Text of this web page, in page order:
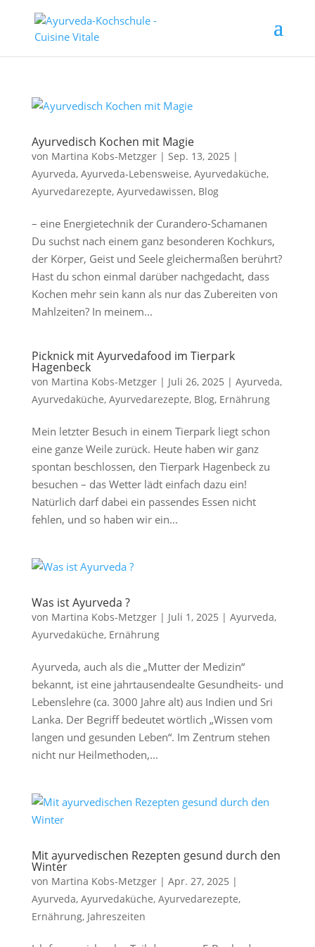
Ayurvedisch Kochen mit Magie
von Martina Kobs-Metzger| Sep. 13, 2025 |
Ayurveda, Ayurveda-Lebensweise, Ayurvedaküche,
Ayurvedarezepte, Ayurvedawissen, Blog
– eine Energietechnik der Curandero-Schamanen
Du suchst nach einem ganz besonderen Kochkurs,
der Körper, Geist und Seele gleichermaßen berührt?
Hast du schon einmal darüber nachgedacht, dass
Kochen mehr sein kann als nur das Zubereiten von
Mahlzeiten? In meinem...
Picknick mit Ayurvedafood im Tierpark
Hagenbeck
von Martina Kobs-Metzger| Juli 26, 2025 | Ayurveda,
Ayurvedaküche, Ayurvedarezepte, Blog, Ernährung
Mein letzter Besuch in einem Tierpark liegt schon
eine ganze Weile zurück. Heute haben wir ganz
spontan beschlossen, den Tierpark Hagenbeck zu
besuchen – das Wetter lädt einfach dazu ein!
Natürlich darf dabei ein passendes Essen nicht
fehlen, und so haben wir ein...
Was ist Ayurveda ?
von Martina Kobs-Metzger| Juli 1, 2025 | Ayurveda,
Ayurvedaküche, Ernährung
Ayurveda, auch als die „Mutter der Medizin“
bekannt, ist eine jahrtausendealte Gesundheits- und
Lebenslehre (ca. 3000 Jahre alt) aus Indien und Sri
Lanka. Der Begriff bedeutet wörtlich „Wissen vom
langen und gesunden Leben“. Im Zentrum stehen
nicht nur Heilmethoden,...
Mit ayurvedischen Rezepten gesund durch den
Winter
von Martina Kobs-Metzger| Apr. 27, 2025 |
Ayurveda, Ayurvedaküche, Ayurvedarezepte,
Ernährung, Jahreszeiten